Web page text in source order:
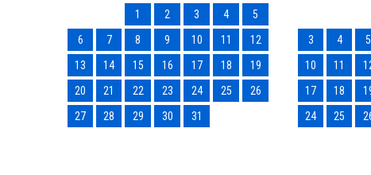
1
2 3 4
5
6
7 8 9 10 11
12
13
14 15 16 17 18
19
20
21 22 23 24 25
26
27
28 29 30 31
3
4 5
10
11
17
18
24
25